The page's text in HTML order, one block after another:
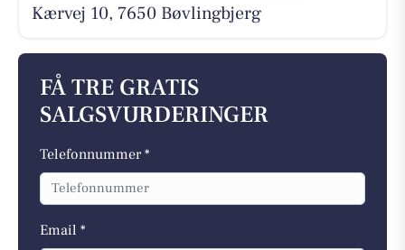
Kærvej 10, 7650 Bøvlingbjerg
FÅ TRE GRATIS
SALGSVURDERINGER
Telefonnummer *
Email *